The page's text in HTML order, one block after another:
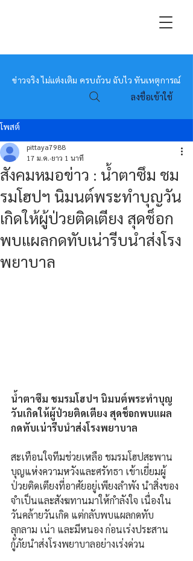
หมอข่าว
ข่าวจริง ไม่แต่งเติม ครบถ้วน ฉับไว ทันเหตุการณ์
ลงชื่อเข้าใช้
โพสต์
สังคมหมอข่าว : น้ำตาซึม ชม
รมโฮปฯ นิมนต์พระทำบุญวัน
เกิดให้ผู้ป่วยติดเตียง สุดช็อก
พบแผลกดทับเน่ารีบนำส่งโรง
พยาบาล
pittaya7988
17 ม.ค. ยาว 1 นาที
น้ำตาซึม ชมรมโฮปฯ นิมนต์พระทำบุญ
วันเกิดให้ผู้ป่วยติดเตียง สุดช็อกพบแผล
กดทับเน่ารีบนำส่งโรงพยาบาล
สะเทือนใจทีมช่วยเหลือ ชมรมโฮปสะพาน
บุญแห่งความหวังและศรัทธา เข้าเยี่ยมผู้
ป่วยติดเตียงที่อาศัยอยู่เพียงลำพัง นำสิ่งของ
จำเป็นและสังฆทานมาให้กำลังใจ เนื่องใน
วันคล้ายวันเกิด แต่กลับพบแผลกดทับ
ลุกลาม เน่า และมีหนอง ก่อนเร่งประสาน
กู้ภัยนำส่งโรงพยาบาลอย่างเร่งด่วน